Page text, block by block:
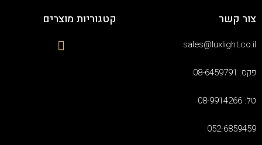
צור קשר
sales@luxlight.co.il
פקס: 08-6459791
טל: 08-9914266
052-6859459
קטגוריות מוצרים